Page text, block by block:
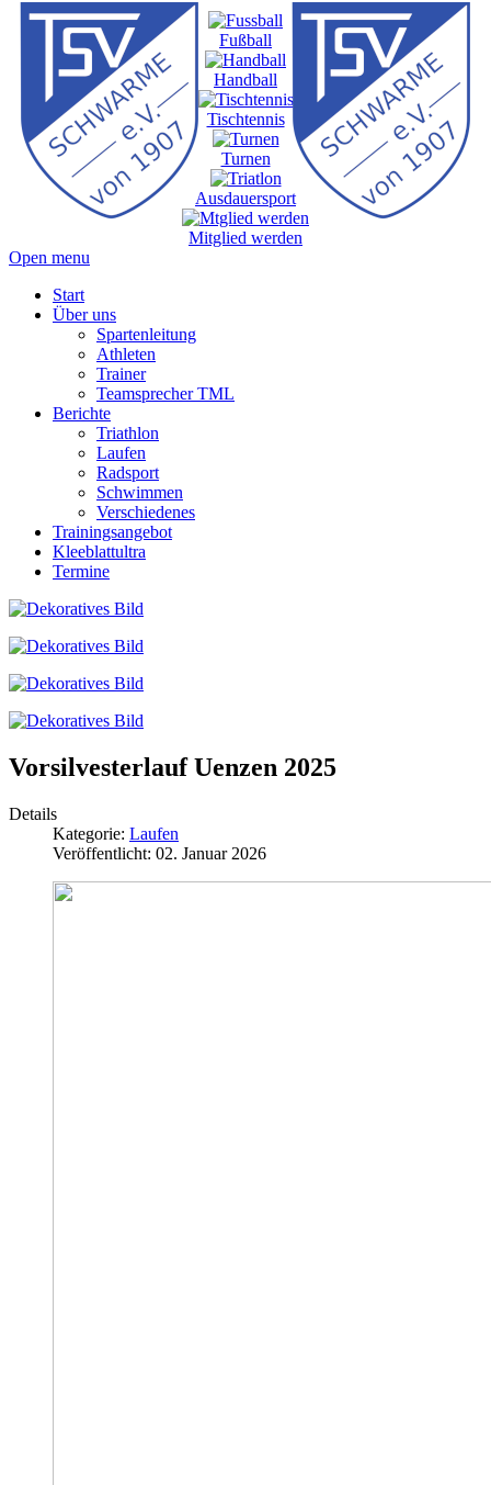
Fußball
Handball
Tischtennis
Turnen
Ausdauersport
Mitglied werden
Open menu
Start
Über uns
Spartenleitung
Athleten
Trainer
Teamsprecher TML
Berichte
Triathlon
Laufen
Radsport
Schwimmen
Verschiedenes
Trainingsangebot
Kleeblattultra
Termine
Vorsilvesterlauf Uenzen 2025
Details
Kategorie: Laufen
Veröffentlicht: 02. Januar 2026